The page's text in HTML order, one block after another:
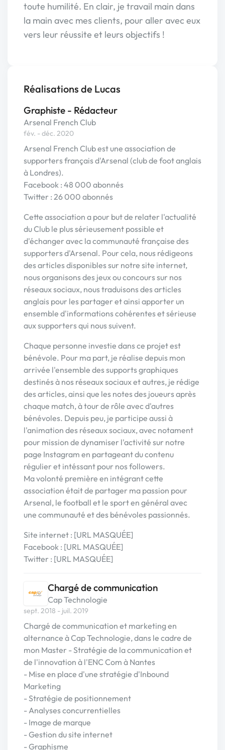
toute humilité. En clair, je travail main dans
la main avec mes clients, pour aller avec eux
vers leur réussite et leurs objectifs !
Réalisations de Lucas
Graphiste - Rédacteur
Arsenal French Club
fév. - déc. 2020
Arsenal French Club est une association de
supporters français d'Arsenal (club de foot anglais
à Londres).
Facebook : 48 000 abonnés
Twitter : 26 000 abonnés
Cette association a pour but de relater l'actualité
du Club le plus sérieusement possible et
d'échanger avec la communauté française des
supporters d'Arsenal. Pour cela, nous rédigeons
des articles disponibles sur notre site internet,
nous organisons des jeux ou concours sur nos
réseaux sociaux, nous traduisons des articles
anglais pour les partager et ainsi apporter un
ensemble d'informations cohérentes et sérieuse
aux supporters qui nous suivent.
Chaque personne investie dans ce projet est
bénévole. Pour ma part, je réalise depuis mon
arrivée l'ensemble des supports graphiques
destinés à nos réseaux sociaux et autres, je rédige
des articles, ainsi que les notes des joueurs après
chaque match, à tour de rôle avec d'autres
bénévoles. Depuis peu, je participe aussi à
l'animation des réseaux sociaux, avec notament
pour mission de dynamiser l'activité sur notre
page Instagram en partageant du contenu
régulier et intéssant pour nos followers.
Ma volonté première en intégrant cette
association était de partager ma passion pour
Arsenal, le football et le sport en général avec
une communauté et des bénévoles passionnés.
Site internet : [URL MASQUÉE]
Facebook : [URL MASQUÉE]
Twitter : [URL MASQUÉE]
Chargé de communication
Cap Technologie
sept. 2018 - juil. 2019
Chargé de communication et marketing en
alternance à Cap Technologie, dans le cadre de
mon Master - Stratégie de la communication et
de l'innovation à l'ENC Com à Nantes
- Mise en place d'une stratégie d'Inbound
Marketing
- Stratégie de positionnement
- Analyses concurrentielles
- Image de marque
- Gestion du site internet
- Graphisme